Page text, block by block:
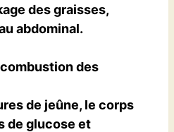
des graisses,
abdominal.
des
de jeûne, le corps
de glucose et